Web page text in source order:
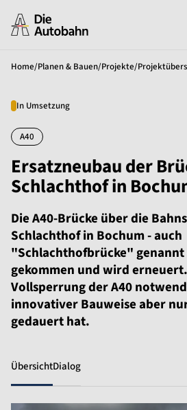
Home/Planen & Bauen/Projekte/
In Umsetzung
A40
Ersatzneubau der
Schlachthof in
Die A40-Brücke über die
Schlachthof in Bochum - auch
"Schlachthofbrücke" genannt
gekommen und wird
Vollsperrung der A40
innovativer Bauweise aber
gedauert hat.
ÜbersichtDialog